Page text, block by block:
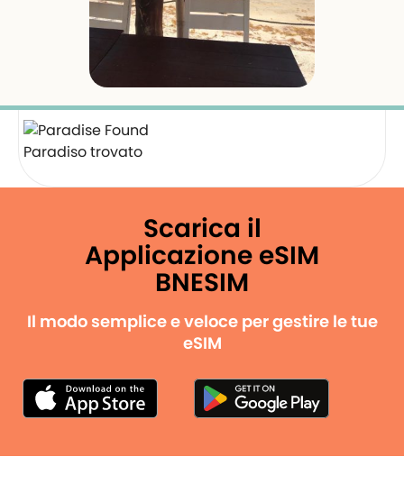
Paradiso trovato
Scarica il
Applicazione eSIM
BNESIM
Il modo semplice e veloce per gestire le tue
eSIM